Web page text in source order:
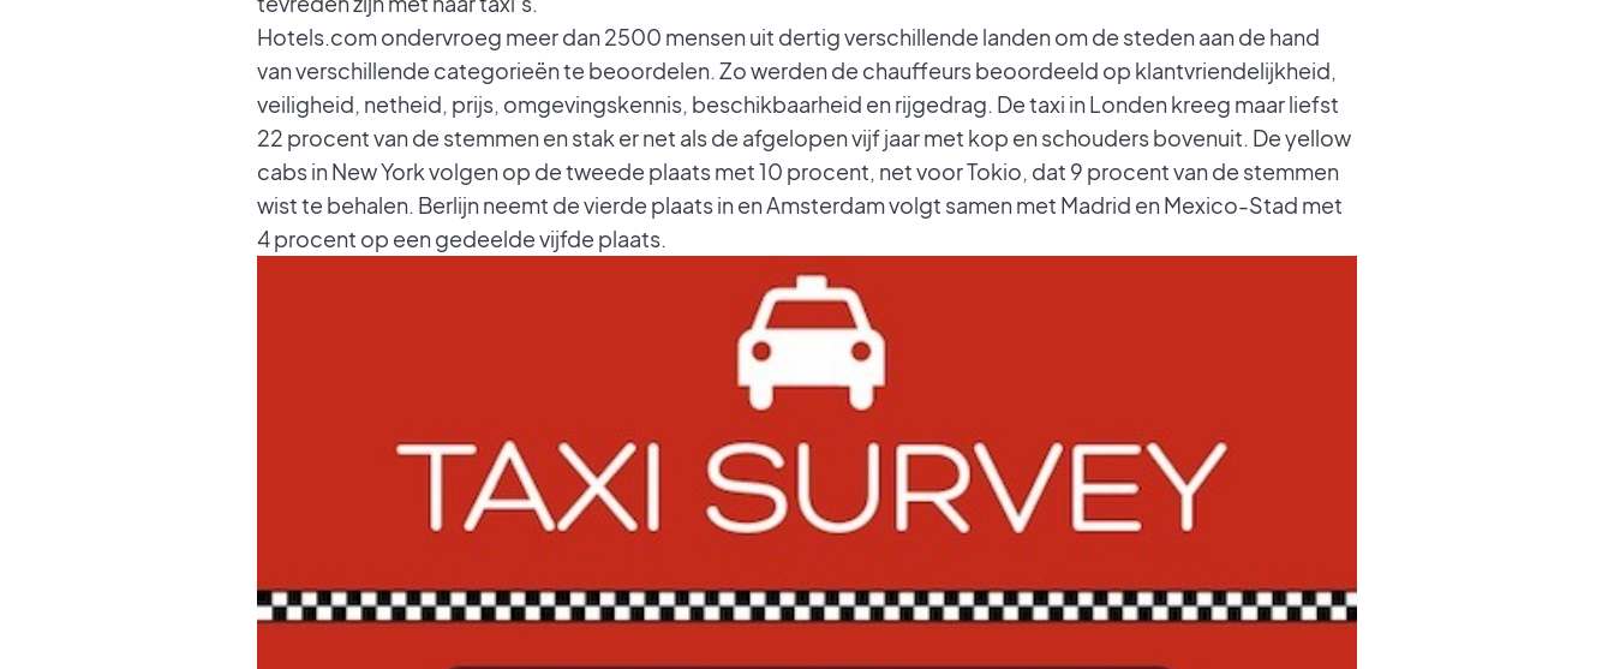
Hotels.com ondervroeg meer dan 2500 mensen uit dertig verschillende landen om de steden aan de hand
van verschillende categorieën te beoordelen. Zo werden de chauffeurs beoordeeld op klantvriendelijkheid,
veiligheid, netheid, prijs, omgevingskennis, beschikbaarheid en rijgedrag. De taxi in Londen kreeg maar liefst
22 procent van de stemmen en stak er net als de afgelopen vijf jaar met kop en schouders bovenuit. De yellow
cabs in New York volgen op de tweede plaats met 10 procent, net voor Tokio, dat 9 procent van de stemmen
wist te behalen. Berlijn neemt de vierde plaats in en Amsterdam volgt samen met Madrid en Mexico-Stad met
4 procent op een gedeelde vijfde plaats.